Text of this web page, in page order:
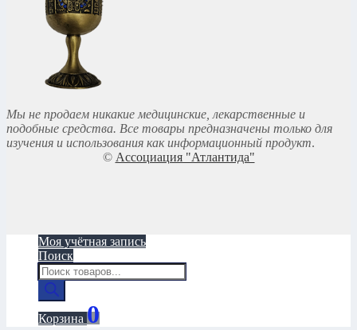
Мы не продаем никакие медицинские, лекарственные и
подобные средства. Все товары предназначены только для
изучения и использования как информационный продукт.
© Ассоциация "Атлантида"
Моя учётная запись
Поиск
Поиск
товаров
Корзина 0